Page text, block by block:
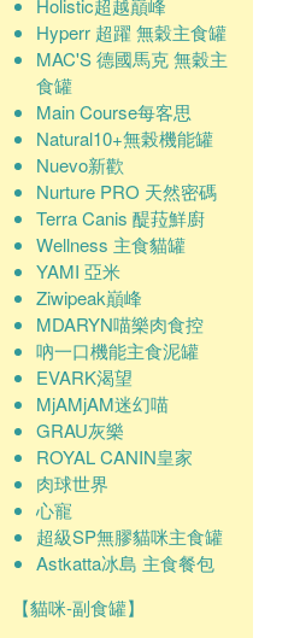
Holistic超越巔峰
Hyperr 超躍 無穀主食罐
MAC'S 德國馬克 無穀主
食罐
Main Course每客思
Natural10+無榖機能罐
Nuevo新歡
Nurture PRO 天然密碼
Terra Canis 醍菈鮮廚
Wellness 主食貓罐
YAMI 亞米
Ziwipeak巔峰
MDARYN喵樂肉食控
吶一口機能主食泥罐
EVARK渴望
MjAMjAM迷幻喵
GRAU灰樂
ROYAL CANIN皇家
肉球世界
心寵
超級SP無膠貓咪主食罐
Astkatta冰島 主食餐包
【貓咪-副食罐】